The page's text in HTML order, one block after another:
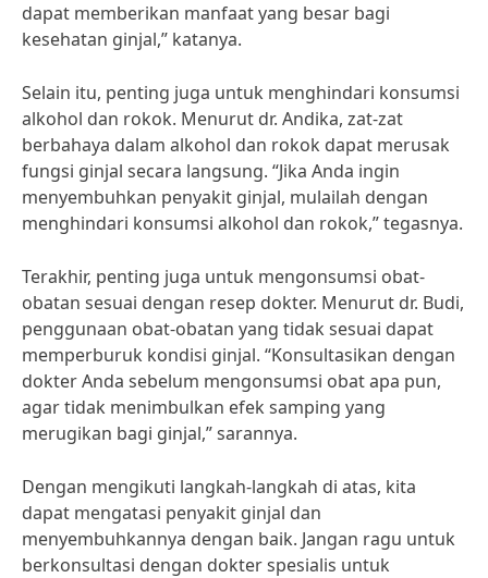
dapat memberikan manfaat yang besar bagi
kesehatan ginjal,” katanya.
Selain itu, penting juga untuk menghindari konsumsi
alkohol dan rokok. Menurut dr. Andika, zat-zat
berbahaya dalam alkohol dan rokok dapat merusak
fungsi ginjal secara langsung. “Jika Anda ingin
menyembuhkan penyakit ginjal, mulailah dengan
menghindari konsumsi alkohol dan rokok,” tegasnya.
Terakhir, penting juga untuk mengonsumsi obat-
obatan sesuai dengan resep dokter. Menurut dr. Budi,
penggunaan obat-obatan yang tidak sesuai dapat
memperburuk kondisi ginjal. “Konsultasikan dengan
dokter Anda sebelum mengonsumsi obat apa pun,
agar tidak menimbulkan efek samping yang
merugikan bagi ginjal,” sarannya.
Dengan mengikuti langkah-langkah di atas, kita
dapat mengatasi penyakit ginjal dan
menyembuhkannya dengan baik. Jangan ragu untuk
berkonsultasi dengan dokter spesialis untuk